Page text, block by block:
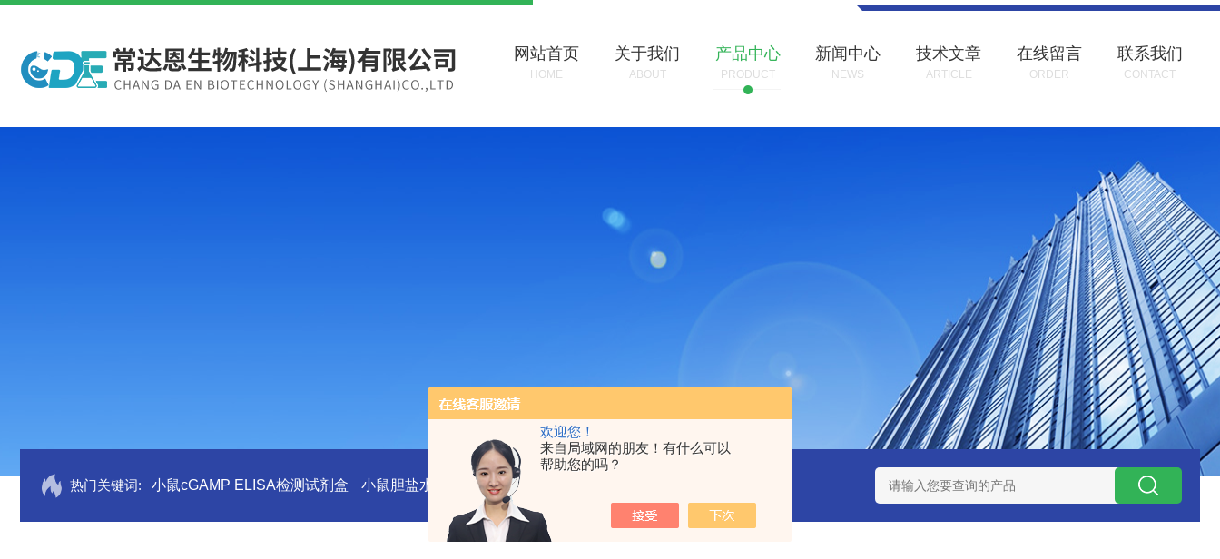
欢迎您！
来自局域网的朋友！有什么可以
帮助您的吗？
网站首页
HOME
关于我们
ABOUT
产品中心
PRODUCT
新闻中心
NEWS
技术文章
ARTICLE
在线留言
ORDER
联系我们
CONTACT
热门关键词: 小鼠cGAMP ELISA检测试剂盒 小鼠胆盐水解酶(BSH)ELISA试剂盒 小鼠神经酰胺-1-磷酸（C1P）ELISA 试剂盒 小鼠（